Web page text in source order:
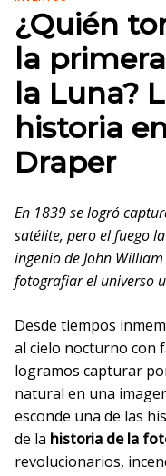
¿Quién
la
la Luna?
historia
Draper
En 1839 se logró
satélite, pero el fuego
ingenio de John
fotografiar el universo
Desde tiempos
al cielo nocturno con
logramos capturar
natural en una
esconde una de las
de la historia de la
revolucionarios,